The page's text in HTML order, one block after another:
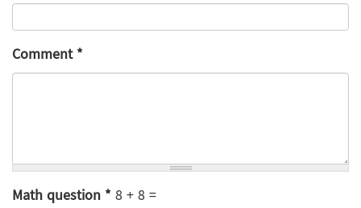
Comment*
Math question*8 + 8 =